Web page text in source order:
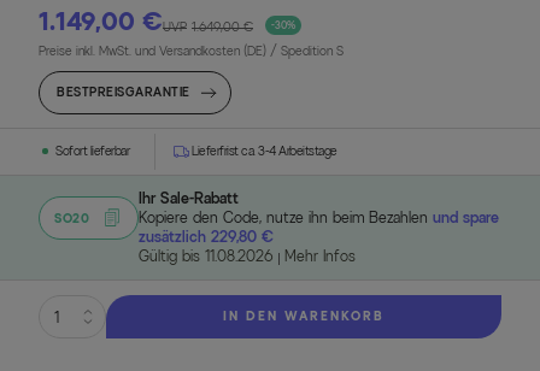
1.149,00 € -30%
UVP 1.649,00 €
Preise inkl. MwSt. und Versandkosten (DE) / Spedition S
BESTPREISGARANTIE
Sofort lieferbar Lieferfrist ca. 3-4 Arbeitstage
SO20
Ihr Sale-Rabatt
Kopiere den Code, nutze ihn beim Bezahlen und spare
zusätzlich 229,80 €
Gültig bis 11.08.2026
Mehr Infos
IN DEN WARENKORB